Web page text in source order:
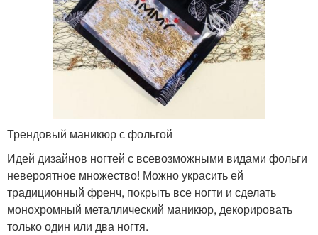
Трендовый маникюр с фольгой
Идей дизайнов ногтей с всевозможными видами фольги
невероятное множество! Можно украсить ей
традиционный френч, покрыть все ногти и сделать
монохромный металлический маникюр, декорировать
только один или два ногтя.